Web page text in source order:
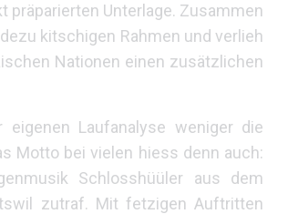
Unterlage. Zusammen
kitschigen Rahmen und verlieh
Nationen einen zusätzlichen
Laufanalyse weniger die
Motto bei vielen hiess denn auch:
Schlosshüüler aus dem
zutraf. Mit fetzigen Auftritten